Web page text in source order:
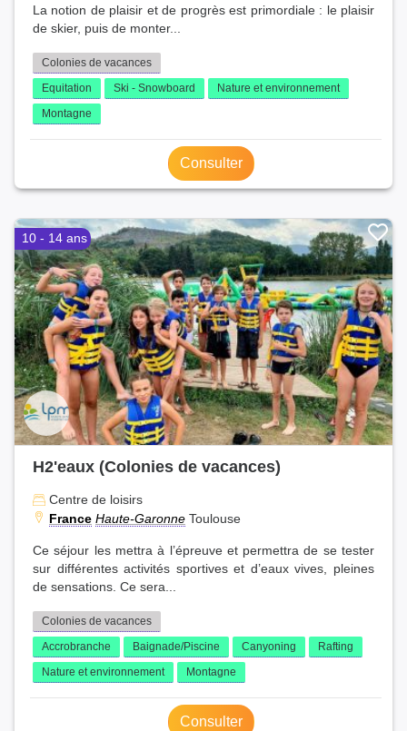
La notion de plaisir et de progrès est primordiale : le plaisir
de skier, puis de monter...
Colonies de vacances
Equitation
Ski - Snowboard
Nature et environnement
Montagne
Consulter
10 - 14 ans
H2'eaux (Colonies de vacances)
Centre de loisirs
France Haute-Garonne Toulouse
Ce séjour les mettra à l’épreuve et permettra de se tester
sur différentes activités sportives et d’eaux vives, pleines
de sensations. Ce sera...
Colonies de vacances
Accrobranche
Baignade/Piscine Canyoning
Rafting
Nature et environnement
Montagne
Consulter